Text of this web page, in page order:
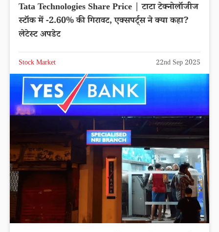
Tata Technologies Share Price | टाटा टेक्नोलॉजीज
स्टॉक में -2.60% की गिरावट, एक्सपर्ट्स ने क्या कहा?
लेटेस्ट अपडेट
Stock Market 22nd Sep 2025